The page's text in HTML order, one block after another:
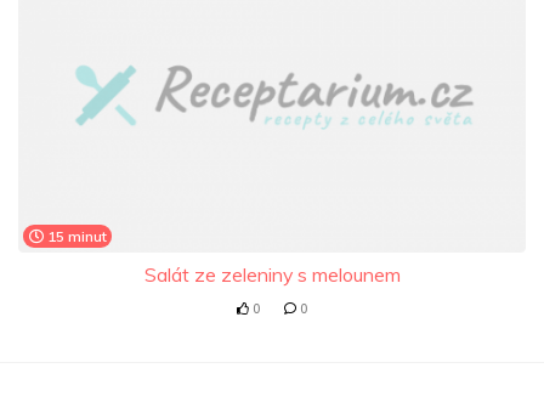
15 minut
Salát ze zeleniny s melounem
0 0